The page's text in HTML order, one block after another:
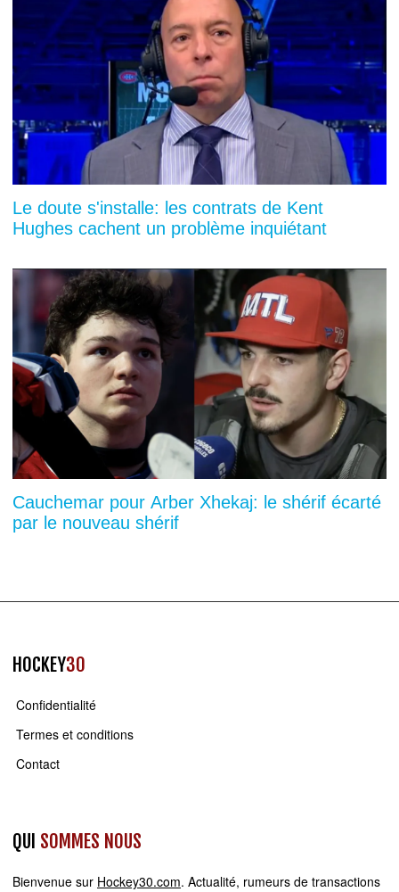
Le doute s'installe: les contrats de Kent
Hughes cachent un problème inquiétant
Cauchemar pour Arber Xhekaj: le shérif écarté
par le nouveau shérif
HOCKEY30
Confidentialité
Termes et conditions
Contact
QUI SOMMES NOUS
Bienvenue sur Hockey30.com. Actualité, rumeurs de transactions